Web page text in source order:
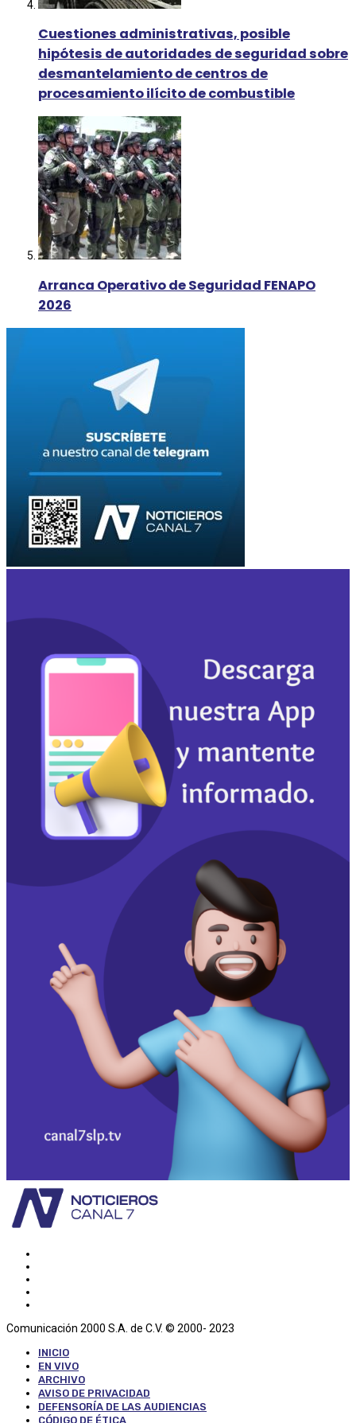
Cuestiones administrativas, posible
hipótesis de autoridades de seguridad sobre
desmantelamiento de centros de
procesamiento ilícito de combustible
Arranca Operativo de Seguridad FENAPO
2026
Comunicación 2000 S.A. de C.V. © 2000- 2023
INICIO
EN VIVO
ARCHIVO
AVISO DE PRIVACIDAD
DEFENSORÍA DE LAS AUDIENCIAS
CÓDIGO DE ÉTICA